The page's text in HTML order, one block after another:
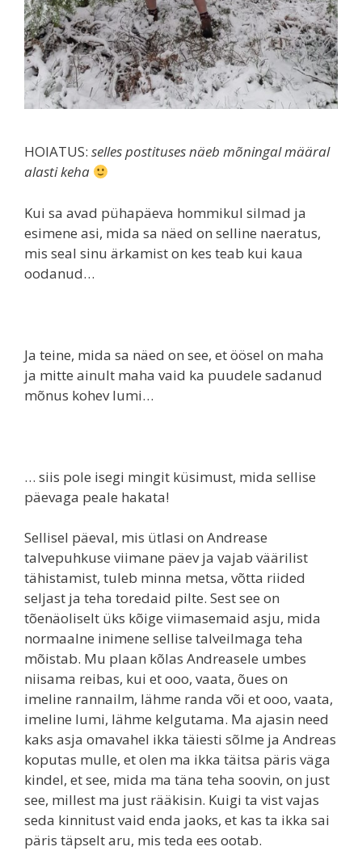
HOIATUS: selles postituses näeb mõningal määral
alasti keha
Kui sa avad pühapäeva hommikul silmad ja
esimene asi, mida sa näed on selline naeratus,
mis seal sinu ärkamist on kes teab kui kaua
oodanud…
Ja teine, mida sa näed on see, et öösel on maha
ja mitte ainult maha vaid ka puudele sadanud
mõnus kohev lumi…
… siis pole isegi mingit küsimust, mida sellise
päevaga peale hakata!
Sellisel päeval, mis ütlasi on Andrease
talvepuhkuse viimane päev ja vajab väärilist
tähistamist, tuleb minna metsa, võtta riided
seljast ja teha toredaid pilte. Sest see on
tõenäoliselt üks kõige viimasemaid asju, mida
normaalne inimene sellise talveilmaga teha
mõistab. Mu plaan kõlas Andreasele umbes
niisama reibas, kui et ooo, vaata, õues on
imeline rannailm, lähme randa või et ooo, vaata,
imeline lumi, lähme kelgutama. Ma ajasin need
kaks asja omavahel ikka täiesti sõlme ja Andreas
koputas mulle, et olen ma ikka täitsa päris väga
kindel, et see, mida ma täna teha soovin, on just
see, millest ma just rääkisin. Kuigi ta vist vajas
seda kinnitust vaid enda jaoks, et kas ta ikka sai
päris täpselt aru, mis teda ees ootab.